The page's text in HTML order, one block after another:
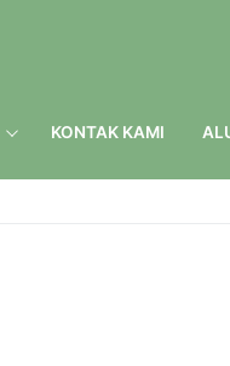
KONTAK KAMI